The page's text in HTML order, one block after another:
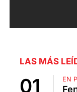
LAS MÁS
EN